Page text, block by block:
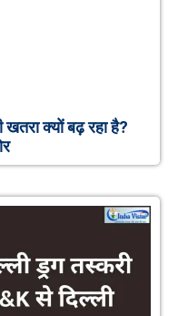
खतरा क्यों बढ़ रहा है?